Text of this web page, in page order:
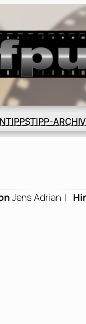
TIPPSTIPP-ARCHIV
Jens Adrian |